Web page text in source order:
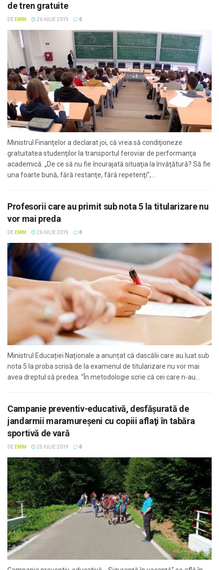
de tren gratuite
DE EMM 26 IULIE 2019 0
Ministrul Finanţelor a declarat joi, că vrea să condiţioneze
gratuitatea studenţilor la transportul feroviar de performanţa
academică. „De ce să nu fie încurajată situaţia la învăţătură? Să fie
una foarte bună, fără restanţe, fără repetenţi”,...
Profesorii care au primit sub nota 5 la titularizare nu
vor mai preda
DE EMM 26 IULIE 2019 0
Ministrul Educației Naționale a anunțat că dascălii care au luat sub
nota 5 la proba scrisă de la examenul de titularizare nu vor mai
avea dreptul să predea. "În metodologie scrie că cei care n-au...
Campanie preventiv-educativă, desfăşurată de
jandarmii maramureşeni cu copiii aflaţi în tabăra
sportivă de vară
DE EMM 25 IULIE 2019 0